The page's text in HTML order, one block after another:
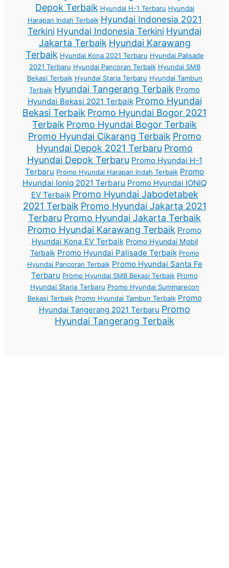
Depok Terbaik Hyundai H-1 Terbaru Hyundai
Harapan Indah Terbaik Hyundai Indonesia 2021
Terkini Hyundai Indonesia Terkini Hyundai
Jakarta Terbaik Hyundai Karawang
Terbaik Hyundai Kona 2021 Terbaru Hyundai Palisade
2021 Terbaru Hyundai Pancoran Terbaik Hyundai SMB
Bekasi Terbaik Hyundai Staria Terbaru Hyundai Tambun
Terbaik Hyundai Tangerang Terbaik Promo
Hyundai Bekasi 2021 Terbaik Promo Hyundai
Bekasi Terbaik Promo Hyundai Bogor 2021
Terbaik Promo Hyundai Bogor Terbaik
Promo Hyundai Cikarang Terbaik Promo
Hyundai Depok 2021 Terbaru Promo
Hyundai Depok Terbaru Promo Hyundai H-1
Terbaru Promo Hyundai Harapan Indah Terbaik Promo
Hyundai Ioniq 2021 Terbaru Promo Hyundai IONIQ
EV Terbaik Promo Hyundai Jabodetabek
2021 Terbaik Promo Hyundai Jakarta 2021
Terbaru Promo Hyundai Jakarta Terbaik
Promo Hyundai Karawang Terbaik Promo
Hyundai Kona EV Terbaik Promo Hyundai Mobil
Terbaik Promo Hyundai Palisade Terbaik Promo
Hyundai Pancoran Terbaik Promo Hyundai Santa Fe
Terbaru Promo Hyundai SMB Bekasi Terbaik Promo
Hyundai Staria Terbaru Promo Hyundai Summarecon
Bekasi Terbaik Promo Hyundai Tambun Terbaik Promo
Hyundai Tangerang 2021 Terbaru Promo
Hyundai Tangerang Terbaik